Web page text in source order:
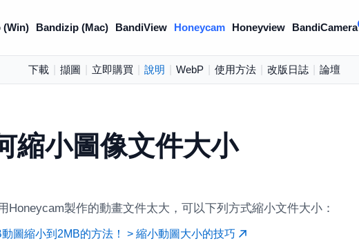
(Win) Bandizip (Mac) BandiView Honeycam Honeyview BandiCamera
下載 擷圖 立即購買 說明 WebP 使用方法 改版日誌 論壇
縮小圖像文件大小
Honeycam製作的動畫文件太大，可以下列方式縮小文件大小：
圖縮小到2MB的方法！ > 縮小動圖大小的技巧